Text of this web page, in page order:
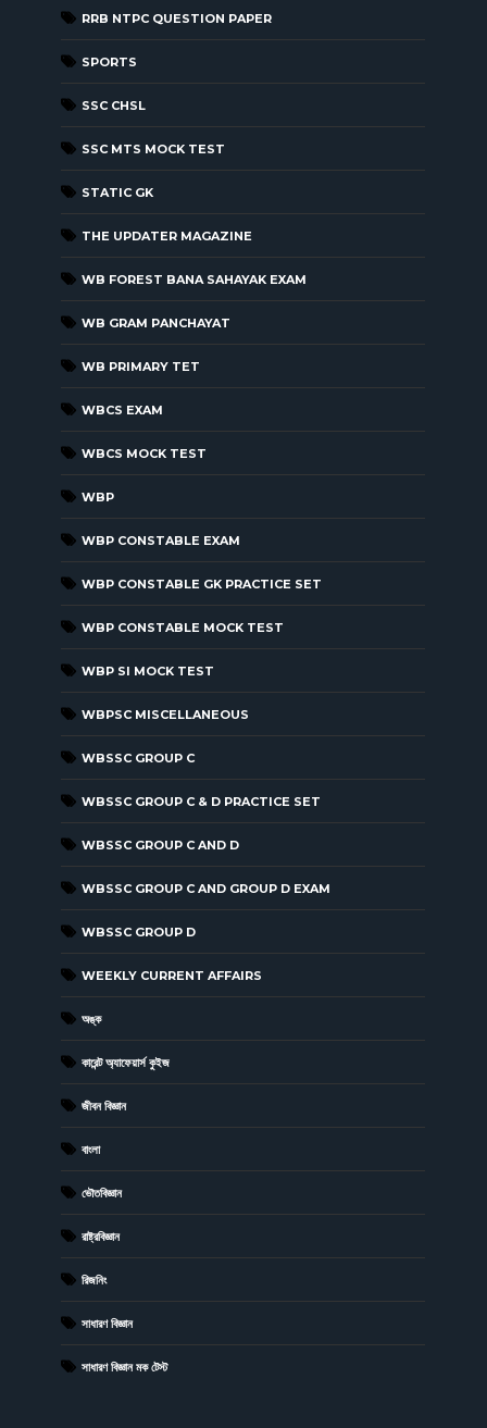
RRB NTPC QUESTION PAPER
SPORTS
SSC CHSL
SSC MTS MOCK TEST
STATIC GK
THE UPDATER MAGAZINE
WB FOREST BANA SAHAYAK EXAM
WB GRAM PANCHAYAT
WB PRIMARY TET
WBCS EXAM
WBCS MOCK TEST
WBP
WBP CONSTABLE EXAM
WBP CONSTABLE GK PRACTICE SET
WBP CONSTABLE MOCK TEST
WBP SI MOCK TEST
WBPSC MISCELLANEOUS
WBSSC GROUP C
WBSSC GROUP C & D PRACTICE SET
WBSSC GROUP C AND D
WBSSC GROUP C AND GROUP D EXAM
WBSSC GROUP D
WEEKLY CURRENT AFFAIRS
অঙ্ক
কারেন্ট অ্যাফেয়ার্স কুইজ
জীবন বিজ্ঞান
বাংলা
ভৌতবিজ্ঞান
রাষ্ট্রবিজ্ঞান
রিজনিং
সাধারণ বিজ্ঞান
সাধারণ বিজ্ঞান মক টেস্ট